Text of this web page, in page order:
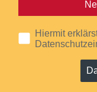
Hiermit